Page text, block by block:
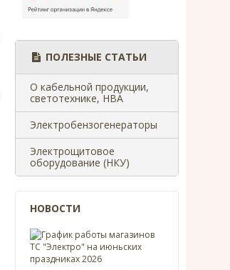
ПОЛЕЗНЫЕ СТАТЬИ
О кабельной продукции,
светотехнике, НВА
Электробензогенераторы
Электрощитовое
оборудование (НКУ)
НОВОСТИ